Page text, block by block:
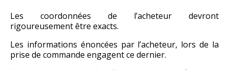
Les coordonnées de l’acheteur devront
rigoureusement être exacts.
Les informations énoncées par l’acheteur, lors de la
prise de commande engagent ce dernier.